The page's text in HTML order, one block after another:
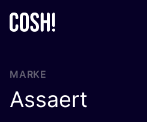
MARKE
Assaert